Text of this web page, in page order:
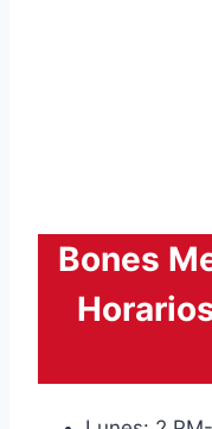
Bones